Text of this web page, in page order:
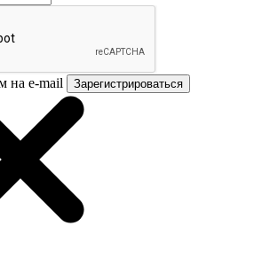
на e-mail Зарегистрироваться